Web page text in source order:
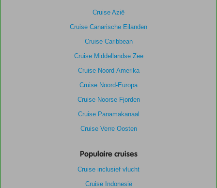
Cruise Azië
Cruise Canarische Eilanden
Cruise Caribbean
Cruise Middellandse Zee
Cruise Noord-Amerika
Cruise Noord-Europa
Cruise Noorse Fjorden
Cruise Panamakanaal
Cruise Verre Oosten
Populaire cruises
Cruise inclusief vlucht
Cruise Indonesië